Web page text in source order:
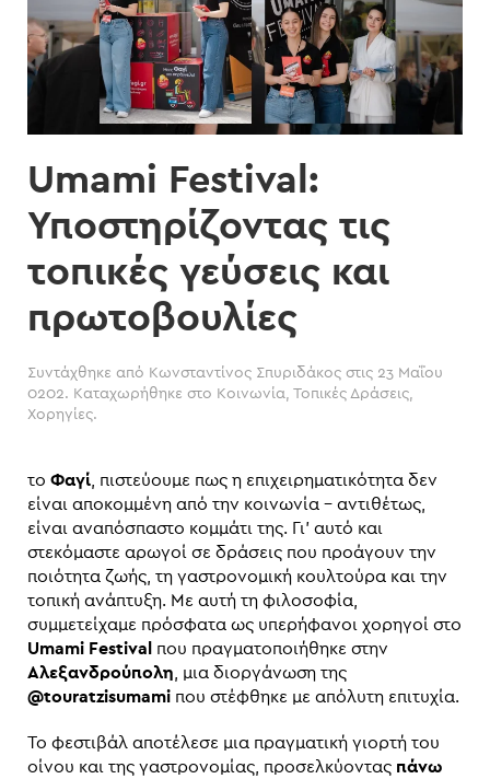
Umami Festival:
Υποστηρίζοντας τις
τοπικές γεύσεις και
πρωτοβουλίες
Συντάχθηκε από Κωνσταντίνος Σπυριδάκος στις 23 Μαΐου
0202. Καταχωρήθηκε στο Κοινωνία, Τοπικές Δράσεις,
Χορηγίες.
το Φαγί, πιστεύουμε πως η επιχειρηματικότητα δεν
είναι αποκομμένη από την κοινωνία – αντιθέτως,
είναι αναπόσπαστο κομμάτι της. Γι’ αυτό και
στεκόμαστε αρωγοί σε δράσεις που προάγουν την
ποιότητα ζωής, τη γαστρονομική κουλτούρα και την
τοπική ανάπτυξη. Με αυτή τη φιλοσοφία,
συμμετείχαμε πρόσφατα ως υπερήφανοι χορηγοί στο
Umami Festival που πραγματοποιήθηκε στην
Αλεξανδρούπολη, μια διοργάνωση της
@touratzisumami που στέφθηκε με απόλυτη επιτυχία.
Το φεστιβάλ αποτέλεσε μια πραγματική γιορτή του
οίνου και της γαστρονομίας, προσελκύοντας πάνω